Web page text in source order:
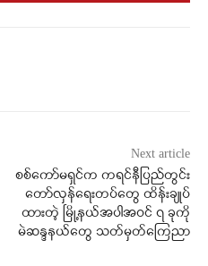
Next article
စစ်ကော်မရှင်က ကရင်နီပြည်တွင်း
တော်လှန်ရေးတပ်တွေ ထိန်းချုပ်
ထားတဲ့ မြို့နယ်အပါအဝင် ၇ ခုကို
မဲဆန္ဒနယ်တွေ သတ်မှတ်ကြေညာ